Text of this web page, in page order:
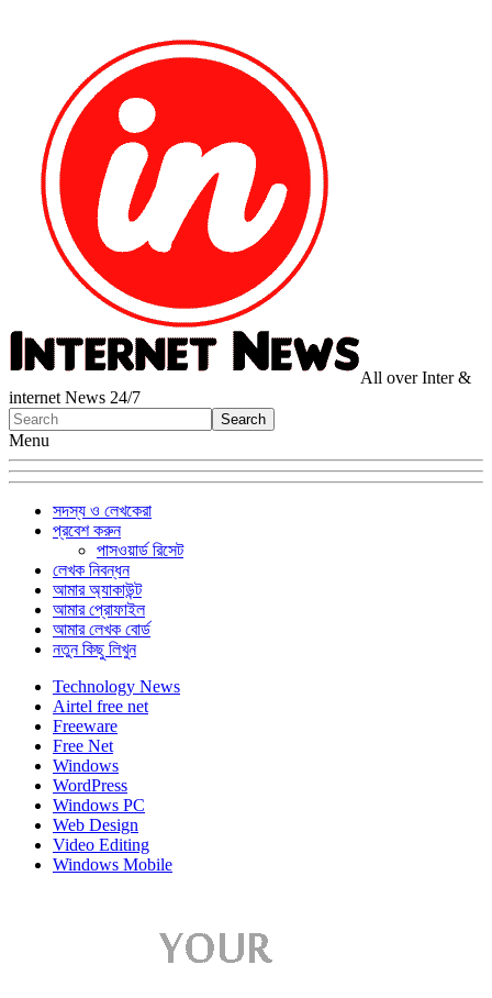
All over Inter &
internet News 24/7
Menu
সদস্য ও লেখকেরা
প্রবেশ করুন
পাসওয়ার্ড রিসেট
লেখক নিবন্ধন
আমার অ্যাকাউন্ট
আমার প্রোফাইল
আমার লেখক বোর্ড
নতুন কিছু লিখুন
Technology News
Airtel free net
Freeware
Free Net
Windows
WordPress
Windows PC
Web Design
Video Editing
Windows Mobile